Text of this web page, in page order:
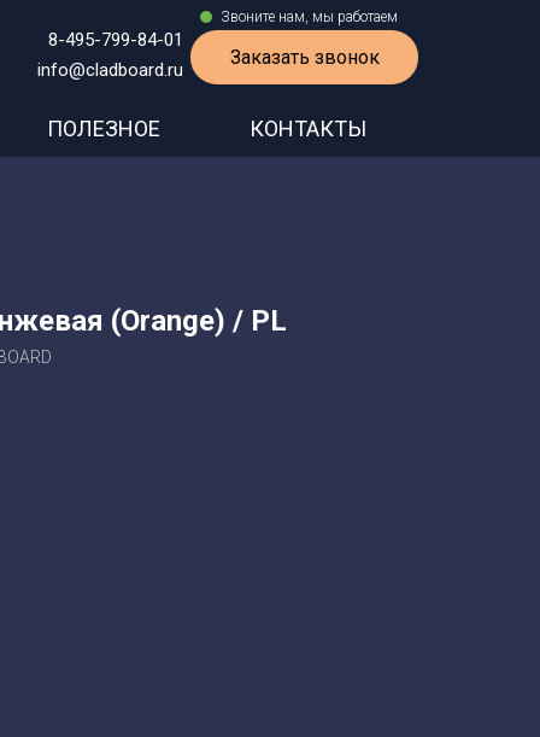
Заказать звонок
Звоните нам, мы работаем
8-495-799-84-01
info@cladboard.ru
КОНТАКТЫ
ПОЛЕЗНОЕ
(Orange) / PL